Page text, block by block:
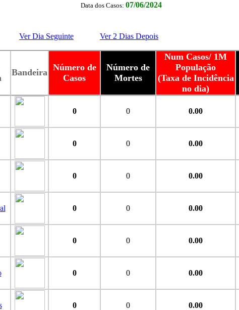
Data dos Casos: 07/06/2024
Ver Dia Seguinte Ver 2 Dias Depois
Bandeira Número de
Casos
Número de
Mortes
Num Casos/ 1M
População
(Taxa de Incidência
no dia)
0 0 0.00
0 0 0.00
0 0 0.00
0 0 0.00
0 0 0.00
0 0 0.00
0 0 0.00